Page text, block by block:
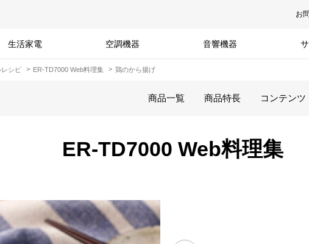
お
生活家電 空調機器 音響機器
シピ ER-TD7000 Web料理集 鶏のから揚げ
商品一覧 商品特長 コンテンツ
ER-TD7000 Web料理集